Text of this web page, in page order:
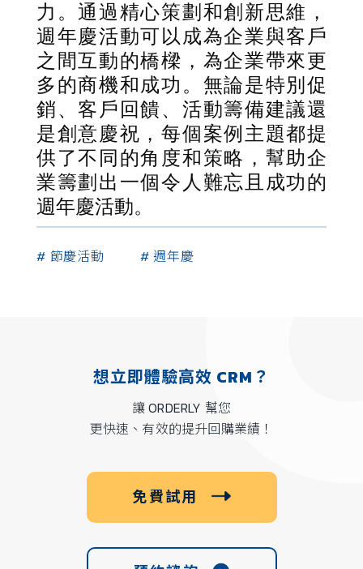
力。通過精心策劃和創新思維，
週年慶活動可以成為企業與客戶
之間互動的橋樑，為企業帶來更
多的商機和成功。無論是特別促
銷、客戶回饋、活動籌備建議還
是創意慶祝，每個案例主題都提
供了不同的角度和策略，幫助企
業籌劃出一個令人難忘且成功的
週年慶活動。
# 節慶活動 # 週年慶
想立即體驗高效 CRM？
讓 ORDERLY 幫您
更快速、有效的提升回購業績！
免費試用